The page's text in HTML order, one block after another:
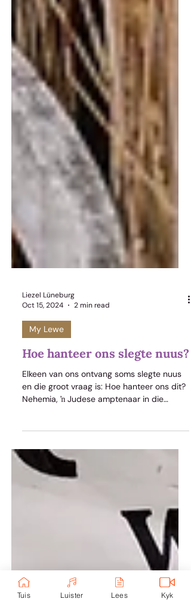
Liezel Lüneburg
Oct 15, 2024
2 min read
My Lewe
Hoe hanteer ons slegte nuus?
Nehemia, ŉ Judese amptenaar in die
Persiese...
Tuis Luister Lees Kyk